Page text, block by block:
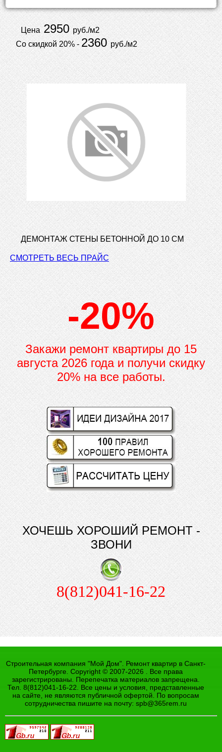
Цена2950 руб./м2
Со скидкой 20% - 2360руб./м2
ДЕМОНТАЖ СТЕНЫ БЕТОННОЙ ДО 10 СМ
СМОТРЕТЬ ВЕСЬ ПРАЙС
-20%
Закажи ремонт квартиры до15
августа 2026 года и получи скидку
20% на все работы.
ХОЧЕШЬ ХОРОШИЙ РЕМОНТ -
ЗВОНИ
8(812)041-16-22
Строительная компания "Мой Дом". Ремонт квартир в Санкт-
Петербурге. Copyright © 2007-2026 . Все права
зарегистрированы. Перепечатка материалов запрещена.
Тел. 8(812)041-16-22. Все цены и условия, представленные
на сайте, не являются публичной офертой. По вопросам
сотрудничества пишите на почту: spb@365rem.ru